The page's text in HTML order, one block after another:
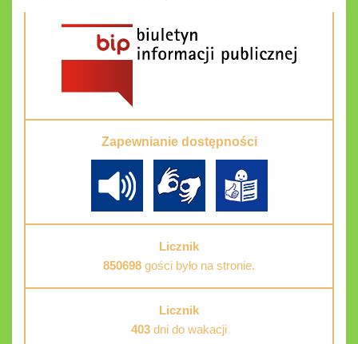
Zapewnianie dostępności
Licznik
850698 gości było na stronie.
Licznik
403 dni do wakacji